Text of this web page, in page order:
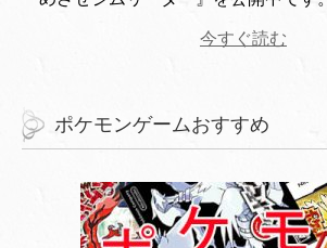
今すぐ読む
ポケモンゲームおすすめ